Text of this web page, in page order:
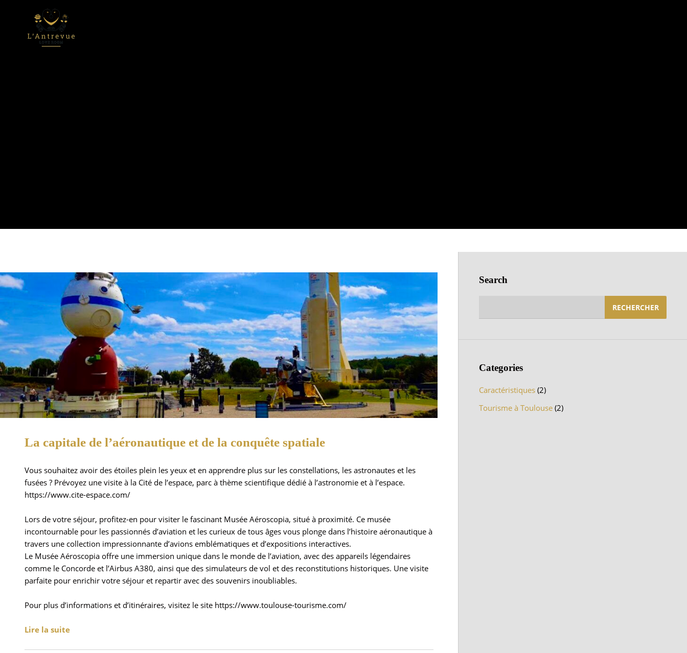
La capitale de l’aéronautique et de la conquête spatiale
Vous souhaitez avoir des étoiles plein les yeux et en apprendre plus sur les constellations, les astronautes et les
fusées ? Prévoyez une visite à la Cité de l’espace, parc à thème scientifique dédié à l’astronomie et à l’espace.
https://www.cite-espace.com/
Lors de votre séjour, profitez-en pour visiter le fascinant Musée Aéroscopia, situé à proximité. Ce musée
incontournable pour les passionnés d’aviation et les curieux de tous âges vous plonge dans l’histoire aéronautique à
travers une collection impressionnante d’avions emblématiques et d’expositions interactives.
Le Musée Aéroscopia offre une immersion unique dans le monde de l’aviation, avec des appareils légendaires
comme le Concorde et l’Airbus A380, ainsi que des simulateurs de vol et des reconstitutions historiques. Une visite
parfaite pour enrichir votre séjour et repartir avec des souvenirs inoubliables.
Pour plus d’informations et d’itinéraires, visitez le site https://www.toulouse-tourisme.com/
Lire la suite
Search
Categories
Caractéristiques (2)
Tourisme à Toulouse (2)